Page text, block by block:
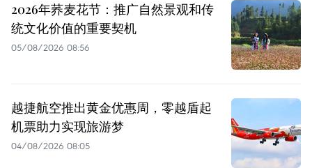
2026年荞麦花节：推广自然景观和传
统文化价值的重要契机
05/08/2026 08:56
越捷航空推出黄金优惠周，零越盾起
机票助力实现旅游梦
04/08/2026 08:05